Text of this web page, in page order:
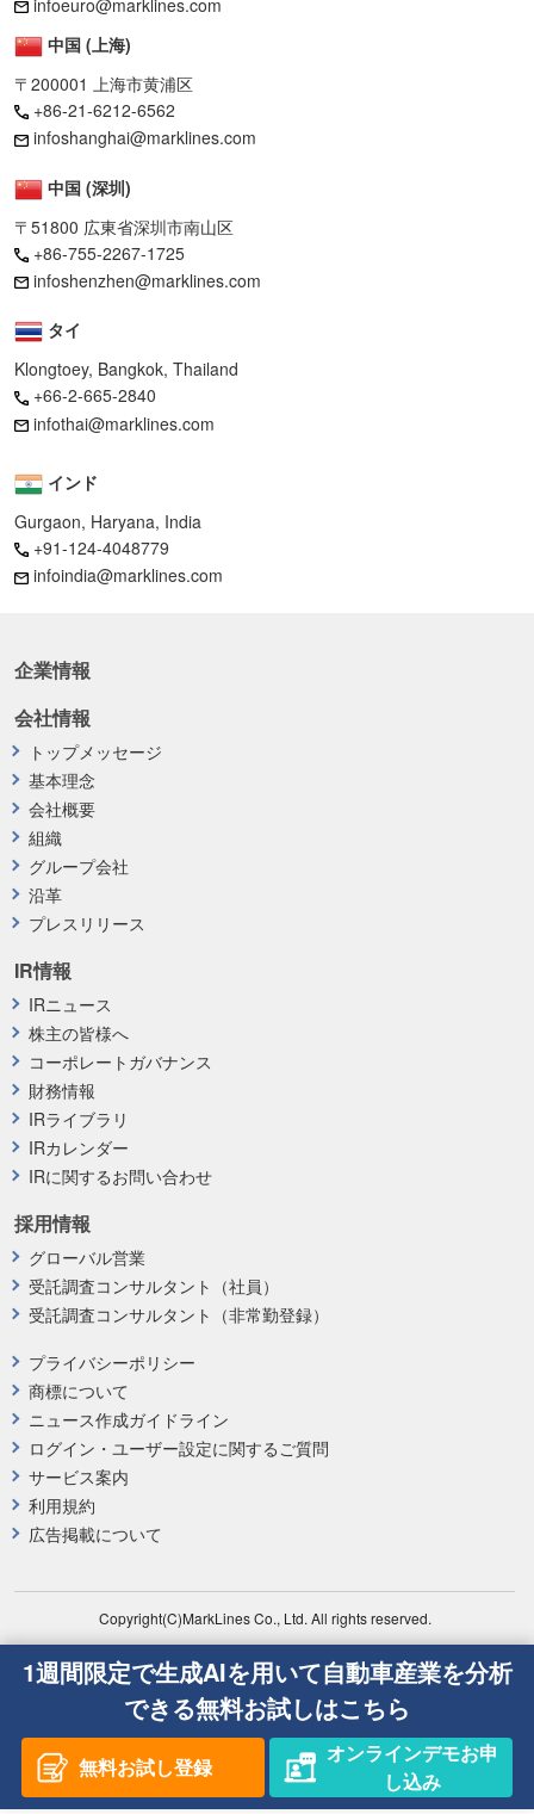
中国 (上海)
〒200001 上海市黄浦区
+86-21-6212-6562
infoshanghai@marklines.com
中国 (深圳)
〒51800 広東省深圳市南山区
+86-755-2267-1725
infoshenzhen@marklines.com
タイ
Klongtoey, Bangkok, Thailand
+66-2-665-2840
infothai@marklines.com
インド
Gurgaon, Haryana, India
+91-124-4048779
infoindia@marklines.com
企業情報
プライバシーポリシー
商標について
ニュース作成ガイドライン
ログイン・ユーザー設定に関するご質問
サービス案内
利用規約
広告掲載について
採用情報
グローバル営業
受託調査コンサルタント（社員）
受託調査コンサルタント（非常勤登録）
会社情報
トップメッセージ
基本理念
会社概要
組織
グループ会社
沿革
プレスリリース
IR情報
IRニュース
株主の皆様へ
コーポレートガバナンス
財務情報
IRライブラリ
IRカレンダー
IRに関するお問い合わせ
Copyright(C)MarkLines Co., Ltd. All rights reserved.
1週間限定で生成AIを用いて自動車産業を分析
できる無料お試しはこちら
無料お試し登録
オンラインデモお申
し込み